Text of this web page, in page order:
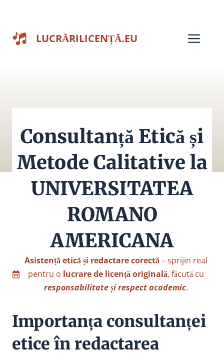
conținut
LUCRĂRILICENȚĂ.EU
Consultanță Etică și
Metode Calitative la
UNIVERSITATEA
ROMANO
AMERICANA
Asistență etică și redactare corectă– sprijin real
pentru o lucrare de licență originală, făcută cu
responsabilitate și respect academic.
Importanța consultanței
etice în redactarea